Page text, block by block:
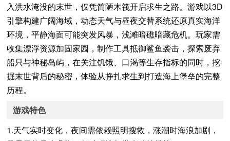
入洪水淹没的末世，仅凭简陋木筏开启求生之路。游戏以3D
引擎构建广阔海域，动态天气与昼夜交替系统还原真实海洋
环境，平静海面可能突发风暴，浅滩暗礁暗藏危机。玩家需
收集漂浮资源加固家园，制作工具抵御鲨鱼袭击，探索废弃
船只与神秘岛屿，在关注饥饿、口渴等生存指标的同时，挖
掘末世背后的秘密，体验从挣扎求生到打造海上堡垒的完整
历程。
游戏特色
1.天气实时变化，夜间需依赖照明搜救，涨潮时海浪加剧，